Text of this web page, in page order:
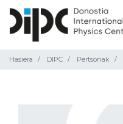
Hasiera DIPC Pertsonak